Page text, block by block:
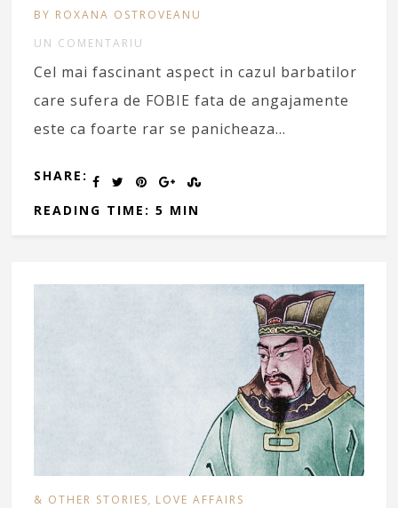
BY ROXANA OSTROVEANU
UN COMENTARIU
Cel mai fascinant aspect in cazul barbatilor
care sufera de FOBIE fata de angajamente
este ca foarte rar se panicheaza…
SHARE:
READING TIME: 5 MIN
& OTHER STORIES, LOVE AFFAIRS